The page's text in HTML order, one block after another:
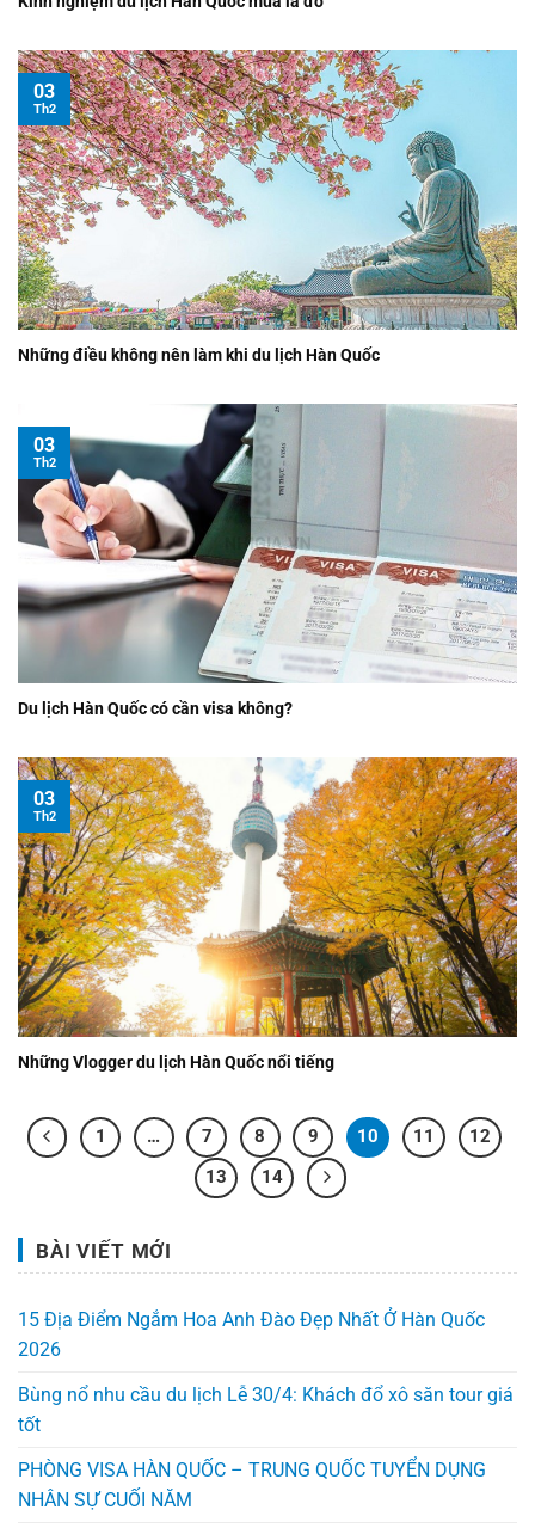
Những điều không nên làm khi du lịch Hàn Quốc
03
Th2
Du lịch Hàn Quốc có cần visa không?
03
Th2
Những Vlogger du lịch Hàn Quốc nổi tiếng
03
Th2
1 … 7 8 9 10 11
12
13
14
BÀI VIẾT MỚI
15 Địa Điểm Ngắm Hoa Anh Đào Đẹp Nhất Ở Hàn Quốc
2026
Bùng nổ nhu cầu du lịch Lễ 30/4: Khách đổ xô săn tour giá
tốt
PHÒNG VISA HÀN QUỐC – TRUNG QUỐC TUYỂN DỤNG
NHÂN SỰ CUỐI NĂM